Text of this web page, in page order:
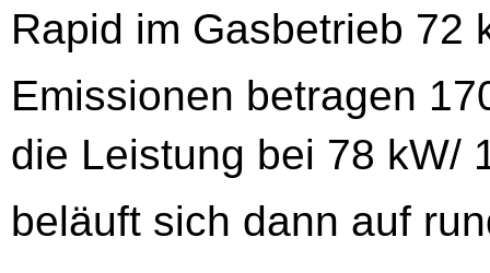
Rapid im Gasbetrieb 72
Emissionen betragen
die Leistung bei 78 kW/
beläuft sich dann auf